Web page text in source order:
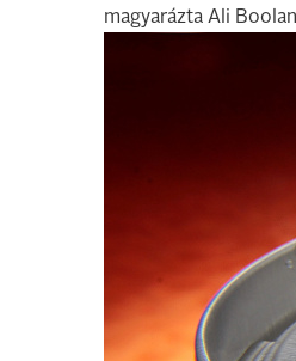
magyarázta Ali